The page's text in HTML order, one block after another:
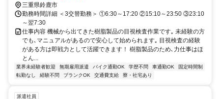
三重県鈴鹿市
勤務時間詳細 ＜3交替勤務＞ ①6:30～17:20 ②15:10～23:50 ③23:10
～翌7:30
仕事内容 機械から出てきた樹脂製品の目視検査作業です｡ 未経験の方
でも､マニュアルがあるので安心して始められます｡ 目視検査の経験
がある方は即戦力として活躍できます！ 樹脂製品のため､力仕事はほ
とん...
業界未経験者歓迎 無期雇用派遣 バイク通勤OK 学歴不問 車通勤OK
固定時間制
転勤なし
経験不問 ブランクOK 交通費支給 寮・社宅あり
派遣社員